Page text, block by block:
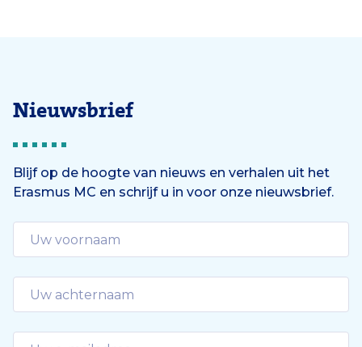
Nieuwsbrief
Blijf op de hoogte van nieuws en verhalen uit het
Erasmus MC en schrijf u in voor onze nieuwsbrief.